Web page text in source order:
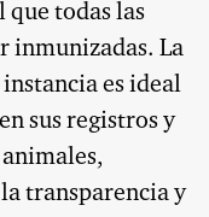
que todas las
inmunizadas. La
es ideal
sus registros y
transparencia y